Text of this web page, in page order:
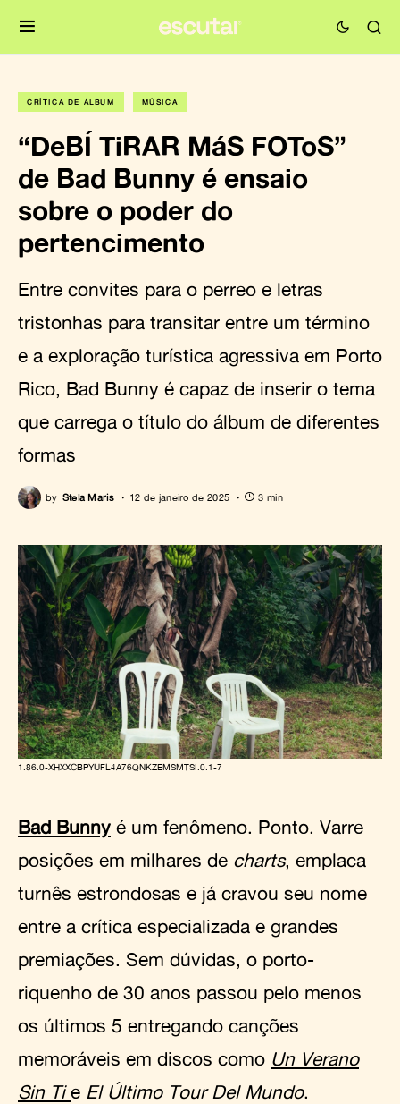
CRÍTICA DE ÁLBUM MÚSICA
“DeBÍ TiRAR MáS FOToS”
de Bad Bunny é ensaio
sobre o poder do
pertencimento
Entre convites para o perreo e letras
tristonhas para transitar entre um término
e a exploração turística agressiva em Porto
Rico, Bad Bunny é capaz de inserir o tema
que carrega o título do álbum de diferentes
formas
by Stela Maris 12 de janeiro de 2025 3 min
1.86.0-XHXXCBPYUFL4A76QNKZEMSMTSI.0.1-7
Bad Bunny é um fenômeno. Ponto. Varre
posições em milhares de charts, emplaca
turnês estrondosas e já cravou seu nome
entre a crítica especializada e grandes
premiações. Sem dúvidas, o porto-
riquenho de 30 anos passou pelo menos
os últimos 5 entregando canções
memoráveis em discos como Un Verano
Sin Ti e El Último Tour Del Mundo.